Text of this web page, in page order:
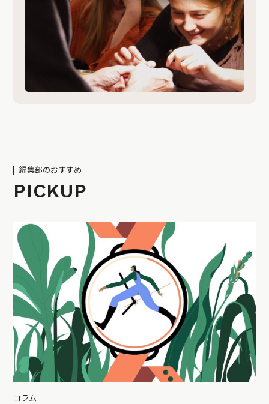
編集部のおすすめ
PICKUP
コラム